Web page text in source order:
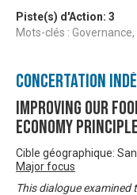
Piste(s) d'Action: 3
Mots-clés :
Concertation
Improving our
economy
Cible géographique:
Major focus
This dialogue